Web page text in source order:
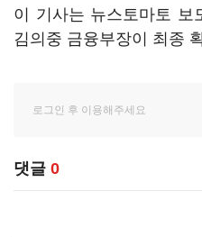
이 기사는 뉴스토마토 보
김의중 금융부장이 최종
댓글 0